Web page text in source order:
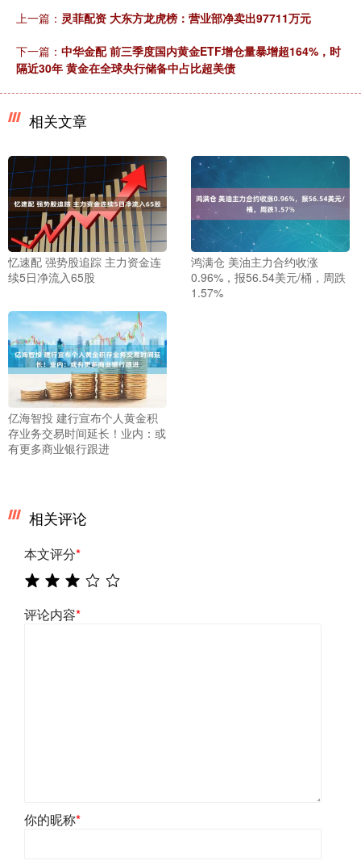
上一篇： 灵菲配资 大东方龙虎榜：营业部净卖出97711万元
下一篇： 中华金配 前三季度国内黄金ETF增仓量暴增超164%，时
隔近30年 黄金在全球央行储备中占比超美债
相关文章
忆速配 强势股追踪 主力资金连
续5日净流入65股
鸿满仓 美油主力合约收涨
0.96%，报56.54美元/桶，周跌
1.57%
亿海智投 建行宣布个人黄金积
存业务交易时间延长！业内：或
有更多商业银行跟进
相关评论
本文评分*
评论内容*
你的昵称*